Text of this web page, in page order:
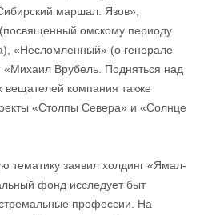
маршал. Язов»,
омскому периоду
«Несломленный» (о генерале
Врубель. Подняться над
компания также
«Столпы Севера» и «Солнце
тематику заявил холдинг «Ямал-
фонд исследует быт
профессии. На